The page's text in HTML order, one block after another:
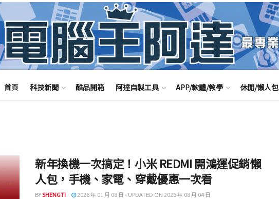
首頁 科技新聞 酷品開箱 阿達自製工具 APP/軟體/教學 休閒/懶人包
新年換機一次搞定！小米 REDMI 開鴻運促銷懶
人包，手機、家電、穿戴優惠一次看
BYSHENGTI 2026 年 01 月 08 日 - UPDATED ON 2026 年 08 月 04 日